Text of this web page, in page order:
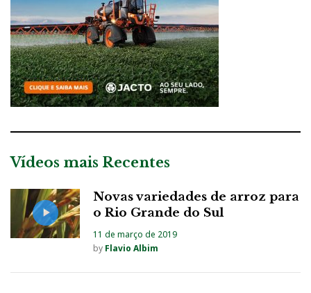
Vídeos mais Recentes
Novas variedades de arroz para
o Rio Grande do Sul
11 de março de 2019
by Flavio Albim